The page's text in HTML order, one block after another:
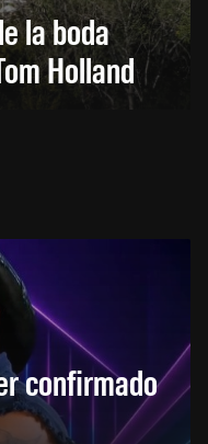
la boda
Holland
confirmado